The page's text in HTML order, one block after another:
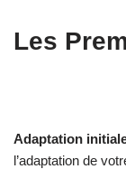
Les
Adaptation
l’adaptation de